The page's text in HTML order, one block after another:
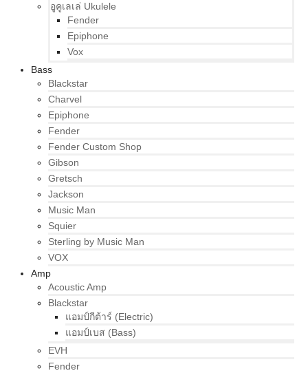
อูคูเลเล่ Ukulele
Fender
Epiphone
Vox
Bass
Blackstar
Charvel
Epiphone
Fender
Fender Custom Shop
Gibson
Gretsch
Jackson
Music Man
Squier
Sterling by Music Man
VOX
Amp
Acoustic Amp
Blackstar
แอมป์กีต้าร์ (Electric)
แอมป์เบส (Bass)
EVH
Fender